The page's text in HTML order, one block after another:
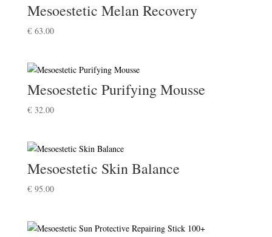
Mesoestetic Melan Recovery
€63.00
Mesoestetic Purifying Mousse
€32.00
Mesoestetic Skin Balance
€95.00